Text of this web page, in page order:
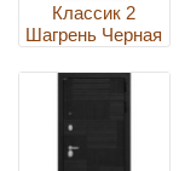
Классик 2
Шагрень Черная